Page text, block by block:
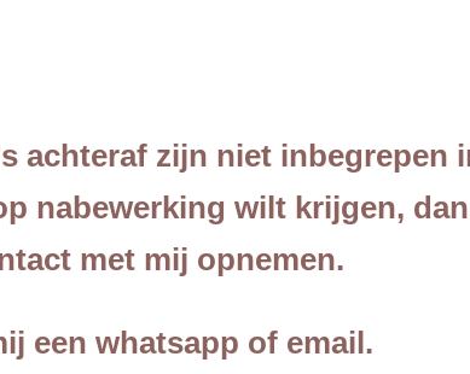
achteraf zijn niet inbegrepen
nabewerking wilt krijgen,
met mij opnemen.
een whatsapp of email.